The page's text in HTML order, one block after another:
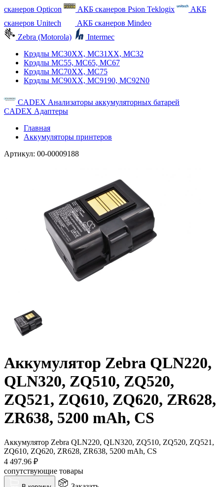
сканеров Opticon
АКБ сканеров Psion Teklogix
АКБ
сканеров Unitech
АКБ сканеров Mindeo
Zebra (Motorola)
Intermec
Крэдлы MC30XX, MC31XX, MC32
Крэдлы MC55, MC65, MC67
Крэдлы MC70XX, MC75
Крэдлы MC90XX, MC9190, MC92N0
CADEX Анализаторы аккумуляторных батарей
CADEX Адаптеры
Главная
Аккумуляторы принтеров
Артикул: 00-00009188
Аккумулятор Zebra QLN220,
QLN320, ZQ510, ZQ520,
ZQ521, ZQ610, ZQ620, ZR628,
ZR638, 5200 mAh, CS
Аккумулятор Zebra QLN220, QLN320, ZQ510, ZQ520, ZQ521,
ZQ610, ZQ620, ZR628, ZR638, 5200 mAh, CS
4 497.96 ₽
сопутствующие товары